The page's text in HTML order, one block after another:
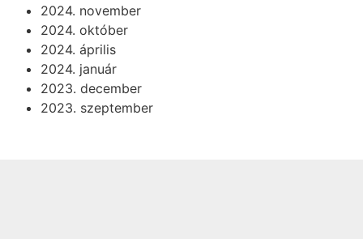
2024. november
2024. október
2024. április
2024. január
2023. december
2023. szeptember